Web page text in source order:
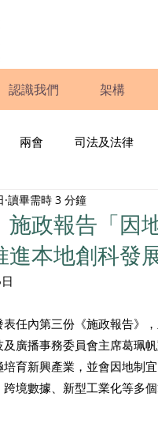
認識我們 架構
兩會 司法及法律
家庭
及建議書 調查 新
區議會
施政報告「因
進本地創科發
讀畢需時 3 分鐘
任內第三份《施政報告》
及廣播事務委員會主席葛珮
培育新興產業，並會因地制
境數據、新型工業化等多